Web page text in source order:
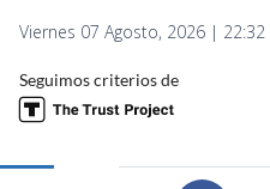
Viernes 07 Agosto, 2026 | 22:32
Seguimos criterios de